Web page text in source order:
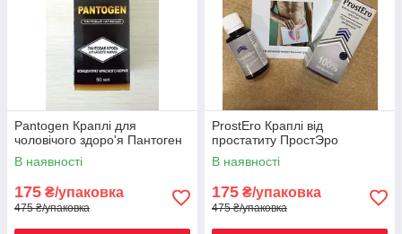
Pantogen Краплі для
чоловічого здоро'я Пантоген
В наявності
175 ₴/упаковка
475 ₴/упаковка
ProstEro Краплі від
простатиту ПростЭро
В наявності
175 ₴/упаковка
475 ₴/упаковка